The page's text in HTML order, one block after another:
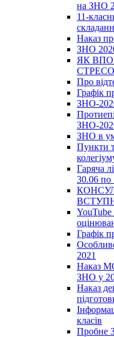
на ЗНО
11-
Наказ
ЗНО
ЯК
Про
Графік
ЗНО-
ЗНО-
ЗНО в
Пункти
Гаряча
30.06 по
YouTube
Графік
2021
Наказ
ЗНО у
Наказ
класів
Пробне